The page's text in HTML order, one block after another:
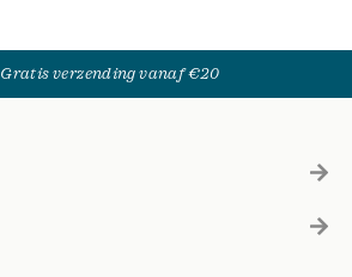
Gratis verzending vanaf €20